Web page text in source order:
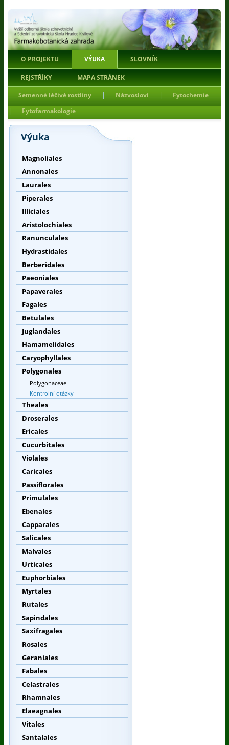
O PROJEKTU VÝUKA SLOVNÍK
REJSTŘÍKY
MAPA STRÁNEK
Semenné léčivé rostliny
| Názvosloví | Fytochemie
| Fytofarmakologie
Výuka
Magnoliales
Annonales
Laurales
Piperales
Illiciales
Aristolochiales
Ranunculales
Hydrastidales
Berberidales
Paeoniales
Papaverales
Fagales
Betulales
Juglandales
Hamamelidales
Caryophyllales
Polygonales
Polygonaceae
Kontrolní otázky
Theales
Droserales
Ericales
Cucurbitales
Violales
Caricales
Passiflorales
Primulales
Ebenales
Capparales
Salicales
Malvales
Urticales
Euphorbiales
Myrtales
Rutales
Sapindales
Saxifragales
Rosales
Geraniales
Fabales
Celastrales
Rhamnales
Elaeagnales
Vitales
Santalales